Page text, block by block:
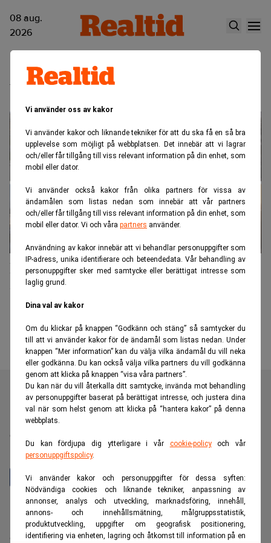
Vi använder oss av kakor
Vi använder kakor och liknande tekniker för att du ska få en så bra
upplevelse som möjligt på webbplatsen. Det innebär att vi lagrar
och/eller får tillgång till viss relevant information på din enhet, som
mobil eller dator.
Vi använder också kakor från olika partners för vissa av
ändamålen som listas nedan som innebär att vår partners
och/eller får tillgång till viss relevant information på din enhet, som
mobil eller dator. Vi och våra partners använder.
Användning av kakor innebär att vi behandlar personuppgifter som
IP-adress, unika identifierare och beteendedata. Vår behandling av
personuppgifter sker med samtycke eller berättigat intresse som
laglig grund.
Dina val av kakor
Om du klickar på knappen “Godkänn och stäng” så samtycker du
till att vi använder kakor för de ändamål som listas nedan. Under
knappen “Mer information” kan du välja vilka ändamål du vill neka
eller godkänna. Du kan också välja vilka partners du vill godkänna
genom att klicka på knappen “visa våra partners”.
Du kan när du vill återkalla ditt samtycke, invända mot behandling
av personuppgifter baserat på berättigat intresse, och justera dina
val när som helst genom att klicka på “hantera kakor” på denna
webbplats.
Du kan fördjupa dig ytterligare i vår cookie-policyoch vår
personuppgiftspolicy.
Vi använder kakor och personuppgifter för dessa syften:
Nödvändiga cookies och liknande tekniker, anpassning av
annonser, analys och utveckling, marknadsföring, innehåll,
annons- och innehållsmätning, målgruppsstatistik,
produktutveckling, uppgifter om geografisk positionering,
identifiering via enheten, lagring och åtkomst till information på en
08 aug.
2026
Urban Partners
Fondjätten säljer logistik för miljarder
– här är årets största affär
Realtid är en oberoende och kostnadsfri nyhetskanal för
dig som vill fördjupa dig inom finans- och
näringslivsnyheter.
Hantera prenumeration
Integritetspolicy för personuppgifter
Cookiepolicy